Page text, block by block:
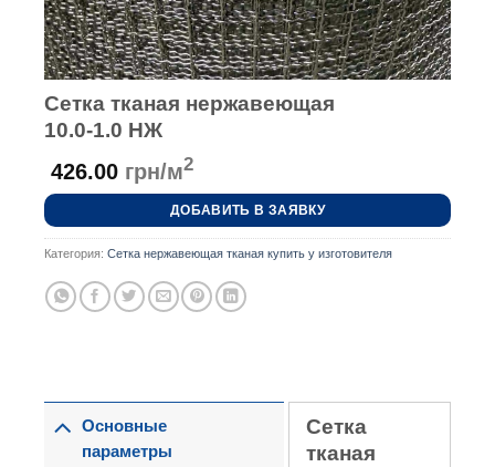
Сетка тканая нержавеющая
10.0-1.0 НЖ
426.00 грн/м2
ДОБАВИТЬ В ЗАЯВКУ
Категория: Сетка нержавеющая тканая купить у изготовителя
Сетка
тканая
Основные
параметры